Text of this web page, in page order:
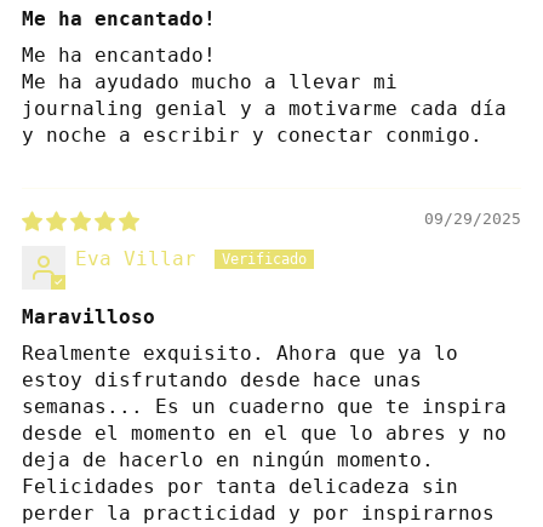
Me ha encantado!
Me ha encantado!
Me ha ayudado mucho a llevar mi
journaling genial y a motivarme cada día
y noche a escribir y conectar conmigo.
09/29/2025
Eva Villar
Maravilloso
Realmente exquisito. Ahora que ya lo
estoy disfrutando desde hace unas
semanas... Es un cuaderno que te inspira
desde el momento en el que lo abres y no
deja de hacerlo en ningún momento.
Felicidades por tanta delicadeza sin
perder la practicidad y por inspirarnos